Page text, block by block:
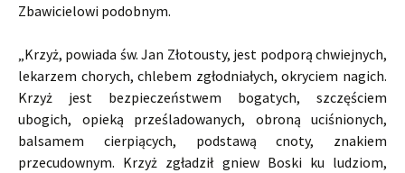
Zbawicielowi podobnym.
„Krzyż, powiada św. Jan Złotousty, jest podporą chwiejnych,
lekarzem chorych, chlebem zgłodniałych, okryciem nagich.
Krzyż jest bezpieczeństwem bogatych, szczęściem
ubogich, opieką prześladowanych, obroną uciśnionych,
balsamem cierpiących, podstawą cnoty, znakiem
przecudownym. Krzyż zgładził gniew Boski ku ludziom,